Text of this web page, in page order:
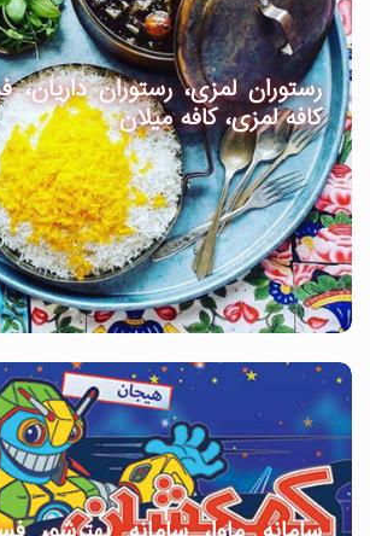
رستوران لمزی، رستوران
کافه لمزی، کافه میلان